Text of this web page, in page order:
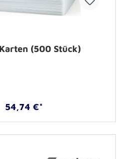
(500 Stück)
54,74 €*